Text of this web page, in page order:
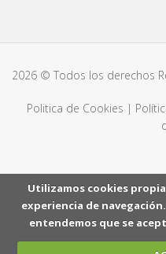
2026 © Todos los derechos
Politica de Cookies |
Utilizamos cookies
experiencia de
entendemos que se